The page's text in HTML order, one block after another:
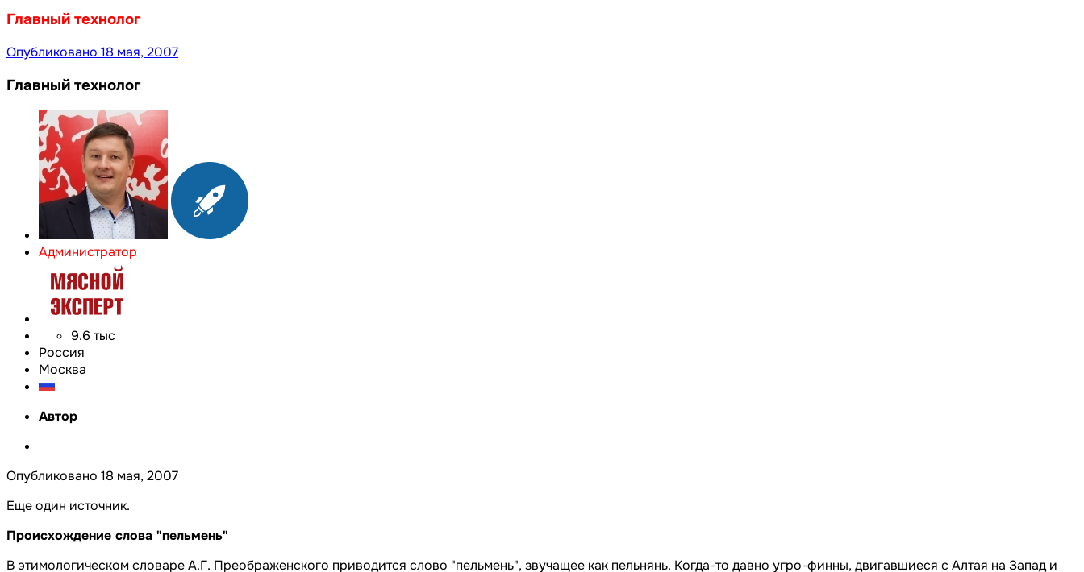
Главный технолог
Опубликовано 18 мая, 2007
Главный технолог
Администратор
9.6 тыс
Россия
Москва
Автор
Опубликовано 18 мая, 2007
Еще один источник.
Происхождение слова "пельмень"
В этимологическом словаре А.Г. Преображенского приводится слово "пельмень", звучащее как пельнянь. Когда-то давно угро-финны, двигавшиеся с Алтая на Запад и